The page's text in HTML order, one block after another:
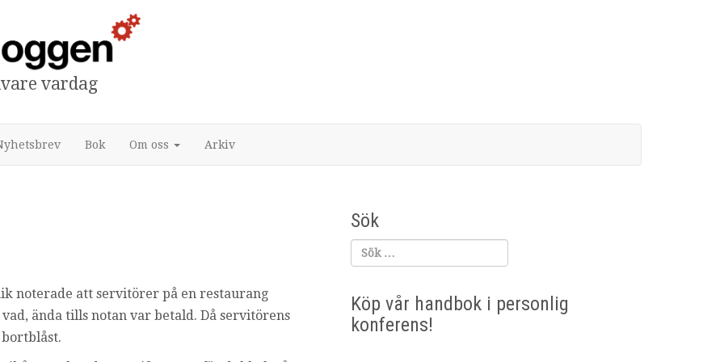
vardag
Bok Om oss Arkiv
noterade att servitörer på en restaurang
ända tills notan var betald. Då servitörens
bortblåst.
Sök
Köp vår handbok i personlig
konferens!